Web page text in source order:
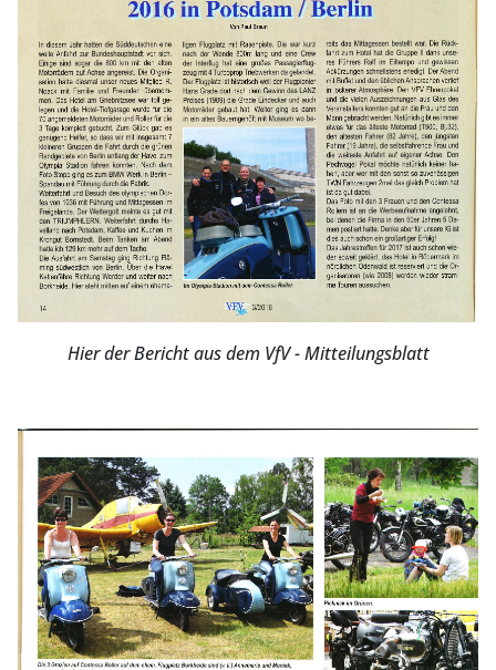
Hier der Bericht aus dem VfV - Mitteilungsblatt